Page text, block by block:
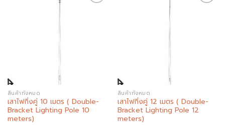
สินค้าทั้งหมด
เสาไฟกิ่งคู่ 10 เมตร ( Double-
Bracket Lighting Pole 10
meters)
สินค้าทั้งหมด
เสาไฟกิ่งคู่ 12 เมตร ( Double-
Bracket Lighting Pole 12
meters)